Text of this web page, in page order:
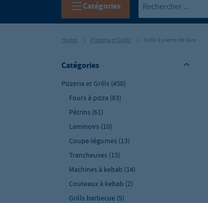
Catégories
Home Pizzeria et Grills Grills à pierre de lave
Catégories
Pizzeria et Grills (450)
Fours à pizza (83)
Pétrins (61)
Laminoirs (10)
Coupe-légumes (13)
Trancheuses (15)
Machines à kebab (14)
Couteaux à kebab (2)
Grills barbecue (5)